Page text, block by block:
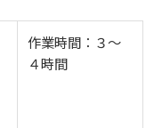
作業時間：３～
４時間